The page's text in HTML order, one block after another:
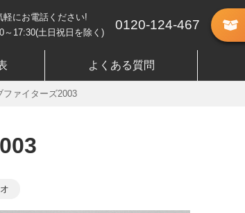
軽にお電話ください!
～17:30(土日祝日を除く)
0120-124-467
よくある質問
ファイターズ2003